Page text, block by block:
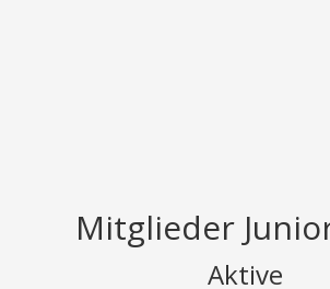
Mitglieder
Aktive
Malina Ascher